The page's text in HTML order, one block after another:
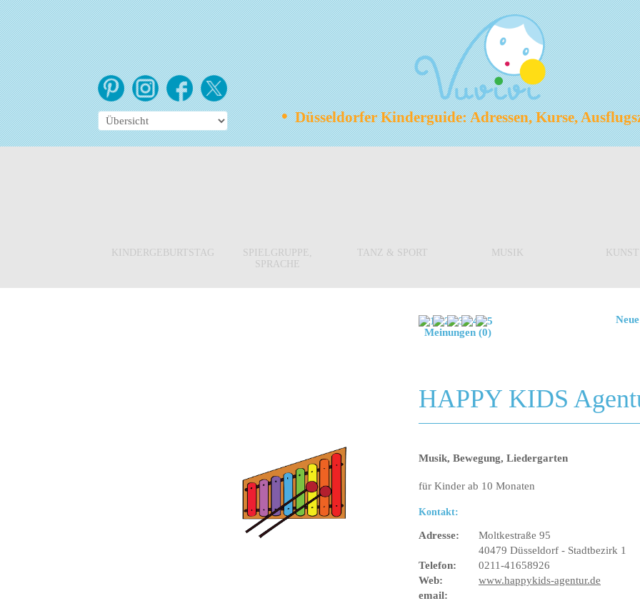
•Düsseldorfer Kinderguide: Adressen, Kurse,
KINDERGEBURTSTAG
SPIELGRUPPE,
SPRACHE
TANZ & SPORT MUSIK KUNST
Meinungen (0)
HAPPY KIDS
Musik, Bewegung, Liedergarten
für Kinder ab 10 Monaten
Kontakt:
Adresse:
Moltkestraße 95
40479 Düsseldorf - Stadtbezirk 1
Telefon:
0211-41658926
Web:
www.happykids-agentur.de
email: